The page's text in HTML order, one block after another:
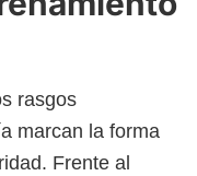
rasgos
marcan la forma
Frente al